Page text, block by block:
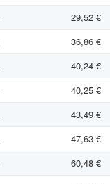
29,52 €
36,86 €
40,24 €
40,25 €
43,49 €
47,63 €
60,48 €